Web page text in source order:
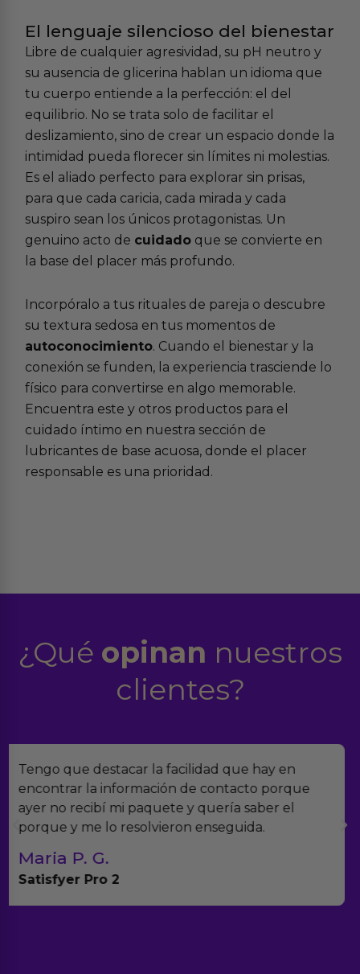
El lenguaje silencioso del bienestar
Libre de cualquier agresividad, su pH neutro y
su ausencia de glicerina hablan un idioma que
tu cuerpo entiende a la perfección: el del
equilibrio. No se trata solo de facilitar el
deslizamiento, sino de crear un espacio donde la
intimidad pueda florecer sin límites ni molestias.
Es el aliado perfecto para explorar sin prisas,
para que cada caricia, cada mirada y cada
suspiro sean los únicos protagonistas. Un
genuino acto de cuidado que se convierte en
la base del placer más profundo.
Incorpóralo a tus rituales de pareja o descubre
su textura sedosa en tus momentos de
autoconocimiento. Cuando el bienestar y la
conexión se funden, la experiencia trasciende lo
físico para convertirse en algo memorable.
Encuentra este y otros productos para el
cuidado íntimo en nuestra sección de
lubricantes de base acuosa, donde el placer
responsable es una prioridad.
¿Qué opinan nuestros
clientes?
Encontramos Erotiks a través de Google y la
verdad es que nos han sorprendido. Tienen
muchísimos productos y han sido super atentos
con el seguimiento del pedido.
Teresa y Diego
Anna Huevo Vibrador